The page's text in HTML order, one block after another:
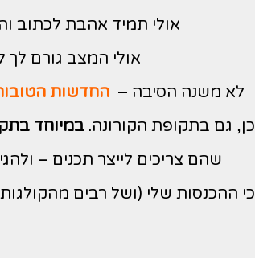
אולי תמיד אהבת לכתוב
אולי המצב גורם
לא משנה הסיבה –החדשות
כן, גם בתקופת הקורונה. במיוחד
שהם צריכים לייצר תכנים –
כי ההכנסות שלי (ושל רבים